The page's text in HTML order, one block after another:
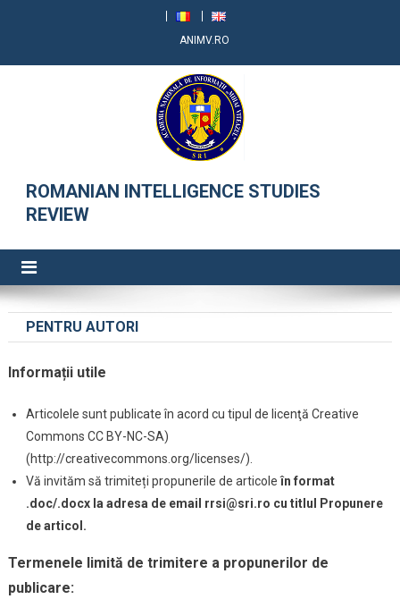
ANIMV.RO
RRSI
ROMANIAN INTELLIGENCE STUDIES
REVIEW
PENTRU AUTORI
Informații utile
Articolele sunt publicate în acord cu tipul de licenţă Creative
Commons CC BY-NC-SA)
(http://creativecommons.org/licenses/).
Vă invităm să trimiteți propunerile de articoleîn format
.doc/.docx la adresa de email rrsi@sri.ro cu titlul Propunere
de articol.
Termenele limită de trimitere a propunerilor de
publicare: